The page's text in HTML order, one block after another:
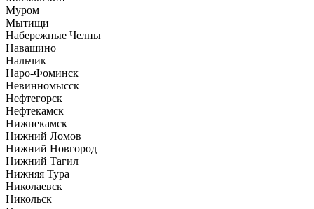
Муром
Мытищи
Набережные Челны
Навашино
Нальчик
Наро-Фоминск
Невинномысск
Нефтегорск
Нефтекамск
Нижнекамск
Нижний Ломов
Нижний Новгород
Нижний Тагил
Нижняя Тура
Николаевск
Никольск